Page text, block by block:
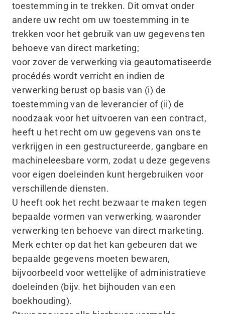
toestemming in te trekken. Dit omvat onder
andere uw recht om uw toestemming in te
trekken voor het gebruik van uw gegevens ten
behoeve van direct marketing;
voor zover de verwerking via geautomatiseerde
procédés wordt verricht en indien de
verwerking berust op basis van (i) de
toestemming van de leverancier of (ii) de
noodzaak voor het uitvoeren van een contract,
heeft u het recht om uw gegevens van ons te
verkrijgen in een gestructureerde, gangbare en
machineleesbare vorm, zodat u deze gegevens
voor eigen doeleinden kunt hergebruiken voor
verschillende diensten.
U heeft ook het recht bezwaar te maken tegen
bepaalde vormen van verwerking, waaronder
verwerking ten behoeve van direct marketing.
Merk echter op dat het kan gebeuren dat we
bepaalde gegevens moeten bewaren,
bijvoorbeeld voor wettelijke of administratieve
doeleinden (bijv. het bijhouden van een
boekhouding).